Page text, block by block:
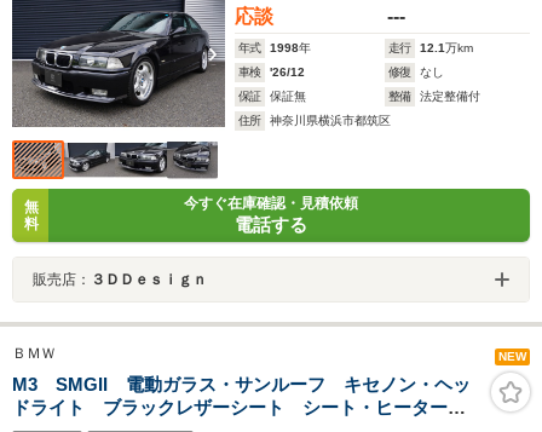
応談 ---
年式 1998年 走行 12.1万km
車検
'26/12 修復
なし
保証
保証無 整備
法定整備付
住所
神奈川県横浜市都筑区
無
料
今すぐ在庫確認・見積依頼
電話する
販売店： ３ＤＤｅｓｉｇｎ
ＢＭＷ NEW
M3 SMGII 電動ガラス・サンルーフ キセノン・ヘッ
ドライト ブラックレザーシート シート・ヒーター